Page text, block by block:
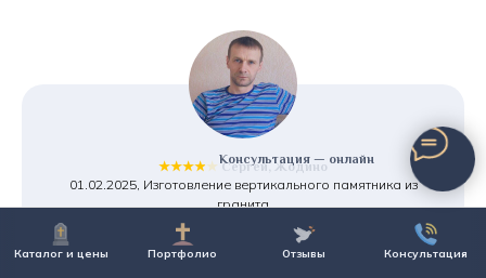
Каталог и цены Портфолио Отзывы Консультация
Консультация — онлайн
★★★★★Сергей, Жодино
01.02.2025, Изготовление вертикального памятника из
гранита
Большой выбор памятников и приемлимые цены.
Предложили рассрочку, что очень порадовало.